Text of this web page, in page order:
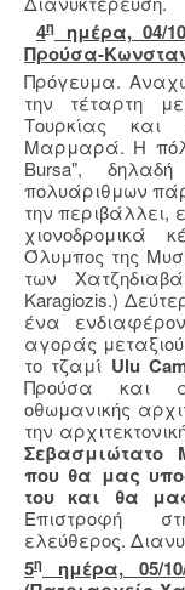
4η
ημέρα, 04/
Προύσα-
Πρόγευμα.
την τέταρτη
Τουρκίας και
Μαρμαρά. Η
Bursa",
πολυάριθμων
την περιβάλλει,
χιονοδρομικά
Όλυμπος της
των
Karagiozis.)
ένα
αγοράς μεταξιού
το τζαμί Ulu
Προύσα και
οθωμανικής
την
Σεβασμιώτατο
που θα μας
του και θα
Επιστροφή
ελεύθερος.
5η
ημέρα, 05/